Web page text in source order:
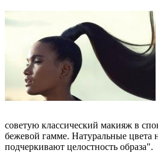
советую классический макияж в
бежевой гамме. Натуральные цвета
подчеркивают целостность образа".